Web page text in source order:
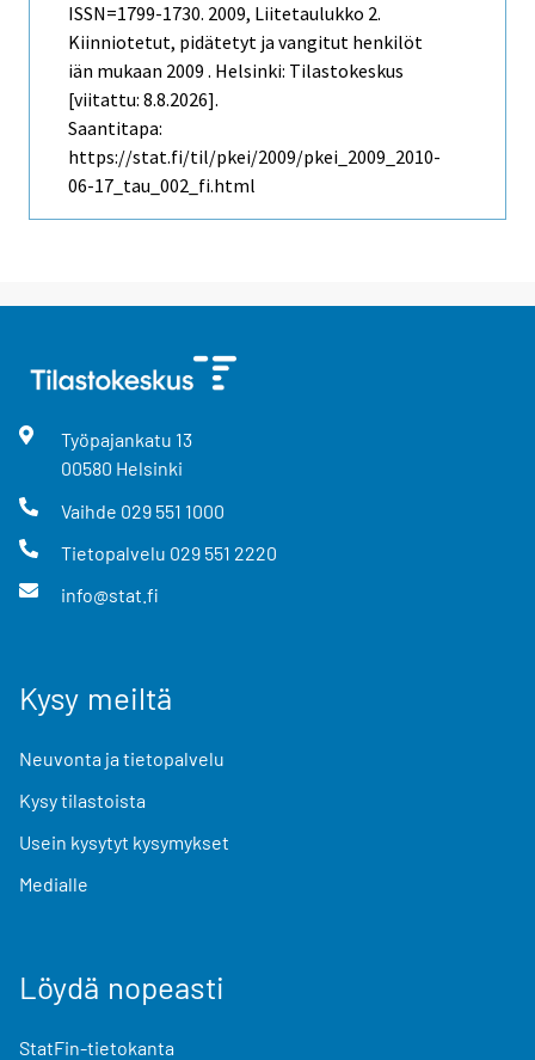
ISSN=1799-1730. 2009, Liitetaulukko 2.
Kiinniotetut, pidätetyt ja vangitut henkilöt
iän mukaan 2009 . Helsinki: Tilastokeskus
[viitattu: 8.8.2026].
Saantitapa:
https://stat.fi/til/pkei/2009/pkei_2009_2010-
06-17_tau_002_fi.html
Työpajankatu 13
00580 Helsinki
Vaihde 029 551 1000
Tietopalvelu 029 551 2220
info@stat.fi
Kysy meiltä
Neuvonta ja tietopalvelu
Kysy tilastoista
Usein kysytyt kysymykset
Medialle
Löydä nopeasti
StatFin-tietokanta